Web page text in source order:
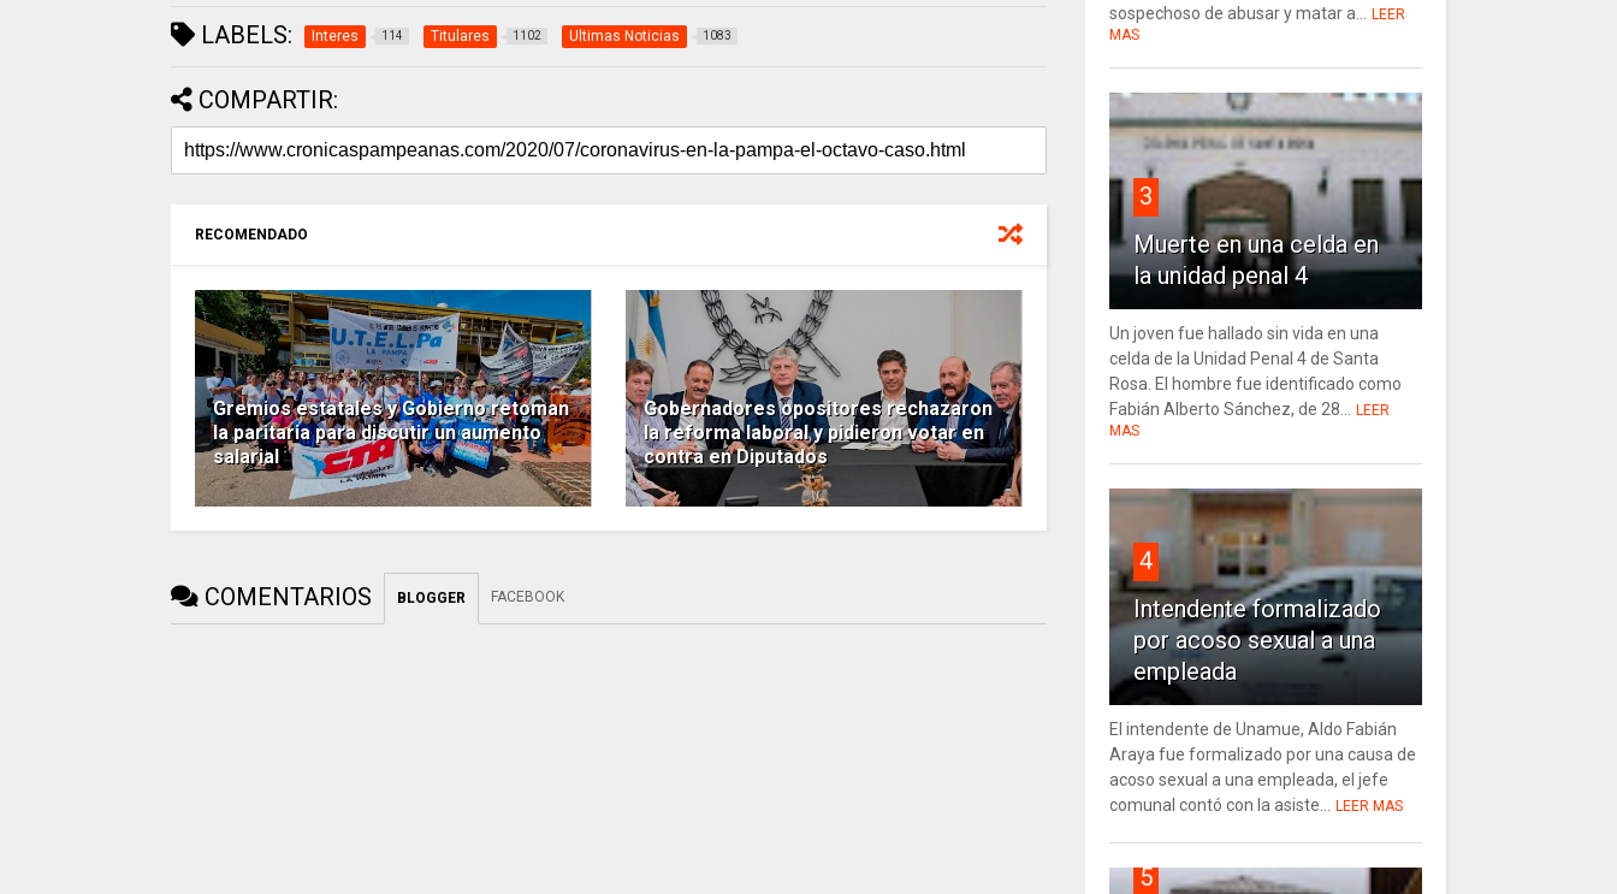
LABELS: Interes 114 Titulares 1102 Ultimas Noticias 1083
COMPARTIR:
RECOMENDADO
Gremios estatales y Gobierno retoman
la paritaria para discutir un aumento
salarial
Gobernadores opositores rechazaron
la reforma laboral y pidieron votar en
contra en Diputados
COMENTARIOS BLOGGER FACEBOOK
sospechoso de abusar y matar a... LEER
MAS
3
Muerte en una celda en
la unidad penal 4
Un joven fue hallado sin vida en una
celda de la Unidad Penal 4 de Santa
Rosa. El hombre fue identificado como
Fabián Alberto Sánchez, de 28... LEER
MAS
4
Intendente formalizado
por acoso sexual a una
empleada
El intendente de Unamue, Aldo Fabián
Araya fue formalizado por una causa de
acoso sexual a una empleada, el jefe
comunal contó con la asiste... LEER MAS
5